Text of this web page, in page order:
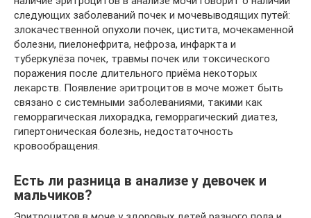
следующих заболеваний почек и мочевыводящих путей:
злокачественной опухоли почек, цистита, мочекаменной
болезни, пиелонефрита, нефроза, инфаркта и
туберкулёза почек, травмы почек или токсического
поражения после длительного приёма некоторых
лекарств. Появление эритроцитов в моче может быть
связано с системными заболеваниями, такими как
геморрагическая лихорадка, геморрагический диатез,
гипертоническая болезнь, недостаточность
кровообращения.
Есть ли разница в анализе у девочек и
мальчиков?